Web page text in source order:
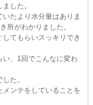
した。
たより水分量はありま
所がわかりました。
てもらいスッキリでき
い、1回でこんなに変わ
た。
ンテをしていることを